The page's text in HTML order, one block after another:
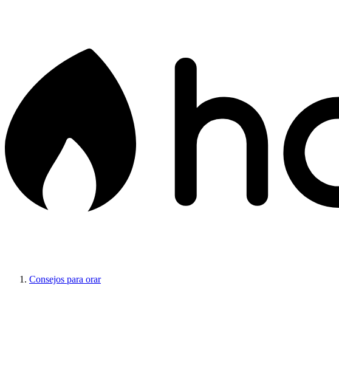
Consejos para orar